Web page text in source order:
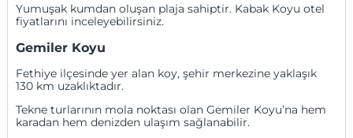
Yumuşak kumdan oluşan plaja sahiptir. Kabak Koyu otel
fiyatlarını inceleyebilirsiniz.
Gemiler Koyu
Fethiye ilçesinde yer alan koy, şehir merkezine yaklaşık
130 km uzaklıktadır.
Tekne turlarının mola noktası olan Gemiler Koyu’na hem
karadan hem denizden ulaşım sağlanabilir.